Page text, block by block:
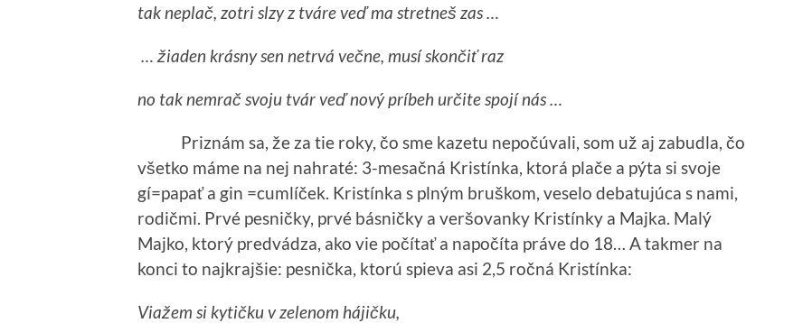
tak neplač, zotri slzy z tváreveď ma stretneš zas …
… žiaden krásny sen netrvá večne, musí skončiť raz
no tak nemrač svoju tvárveď nový príbeh určite spojí nás …
Priznám sa, že za tie roky, čo sme kazetu nepočúvali, som už aj zabudla, čo
všetko máme na nej nahraté: 3-mesačná Kristínka, ktorá plače a pýta si svoje
gí=papať a gin =cumlíček. Kristínka s plným bruškom, veselo debatujúca s nami,
rodičmi. Prvé pesničky, prvé básničky a veršovanky Kristínky a Majka. Malý
Majko, ktorý predvádza, ako vie počítať a napočíta práve do 18… A takmer na
konci to najkrajšie: pesnička, ktorú spieva asi 2,5 ročná Kristínka:
Viažem si kytičkuv zelenom hájičku,